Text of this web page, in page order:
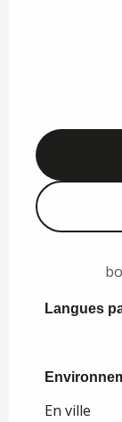
Langues
Langues
En ville